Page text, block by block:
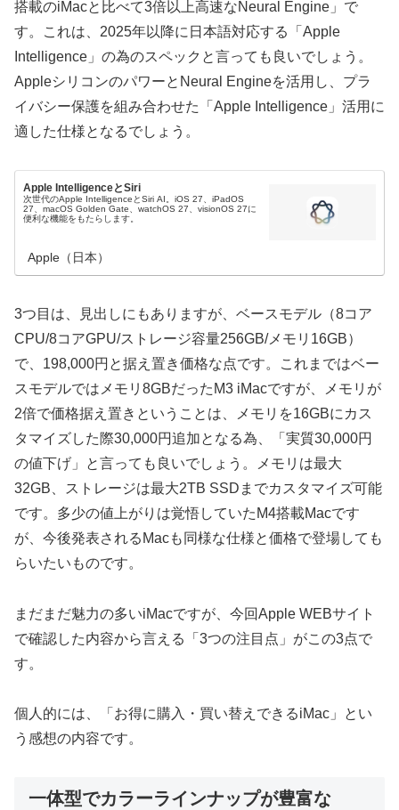
搭載のiMacと比べて3倍以上高速なNeural Engine」で
す。これは、2025年以降に日本語対応する「Apple
Intelligence」の為のスペックと言っても良いでしょう。
AppleシリコンのパワーとNeural Engineを活用し、プラ
イバシー保護を組み合わせた「Apple Intelligence」活用に
適した仕様となるでしょう。
Apple IntelligenceとSiri
次世代のApple IntelligenceとSiri AI。iOS 27、iPadOS
27、macOS Golden Gate、watchOS 27、visionOS 27に
便利な機能をもたらします。
Apple（日本）
3つ目は、見出しにもありますが、ベースモデル（8コア
CPU/8コアGPU/ストレージ容量256GB/メモリ16GB）
で、198,000円と据え置き価格な点です。これまではベー
スモデルではメモリ8GBだったM3 iMacですが、メモリが
2倍で価格据え置きということは、メモリを16GBにカス
タマイズした際30,000円追加となる為、「実質30,000円
の値下げ」と言っても良いでしょう。メモリは最大
32GB、ストレージは最大2TB SSDまでカスタマイズ可能
です。多少の値上がりは覚悟していたM4搭載Macです
が、今後発表されるMacも同様な仕様と価格で登場しても
らいたいものです。
まだまだ魅力の多いiMacですが、今回Apple WEBサイト
で確認した内容から言える「3つの注目点」がこの3点で
す。
個人的には、「お得に購入・買い替えできるiMac」とい
う感想の内容です。
一体型でカラーラインナップが豊富な